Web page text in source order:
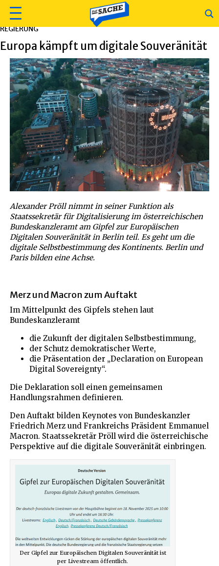
REGIERUNG
Europa kämpft um digitale Souveränität
Alexander Pröll nimmt in seiner Funktion als
Staatssekretär für Digitalisierung im österreichischen
Bundeskanzleramt am Gipfel zur Europäischen
Digitalen Souveränität in Berlin teil. Es geht um die
digitale Selbstbestimmung des Kontinents. Berlin und
Paris bilden eine Achse.
Merz und Macron zum Auftakt
Im Mittelpunkt des Gipfels stehen laut
Bundeskanzleramt
die Zukunft der digitalen Selbstbestimmung,
der Schutz demokratischer Werte,
die Präsentation der „Declaration on European
Digital Sovereignty“.
Die Deklaration soll einen gemeinsamen
Handlungsrahmen definieren.
Den Auftakt bilden Keynotes von Bundeskanzler
Friedrich Merz und Frankreichs Präsident Emmanuel
Macron. Staatssekretär Pröll wird die österreichische
Perspektive auf die digitale Souveränität einbringen.
Der Gipfel zur Europäischen Digitalen Souveränität ist
per Livestream öffentlich.